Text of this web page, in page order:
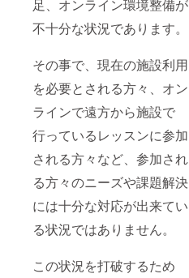
足、オンライン環境整備が
不十分な状況であります。
その事で、現在の施設利用
を必要とされる方々、オン
ラインで遠方から施設で
行っているレッスンに参加
される方々など、参加され
る方々のニーズや課題解決
には十分な対応が出来てい
る状況ではありません。
この状況を打破するため